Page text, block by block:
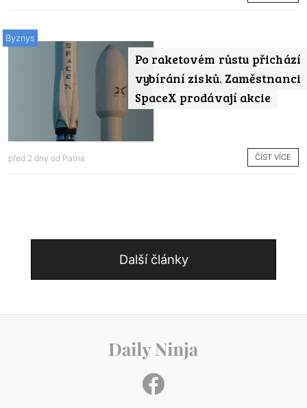
Po raketovém růstu přichází
vybírání zisků. Zaměstnanci
SpaceX prodávají akcie
Byznys
před 2 dny od Patria ČÍST VÍCE
Další články